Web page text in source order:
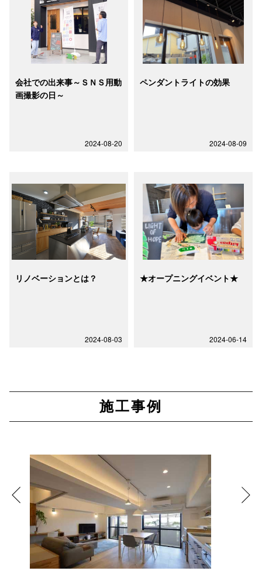
会社での出来事～ＳＮＳ用動
画撮影の日～
2024-08-20
ペンダントライトの効果
2024-08-09
リノベーションとは？
2024-08-03
★オープニングイベント★
2024-06-14
施工事例